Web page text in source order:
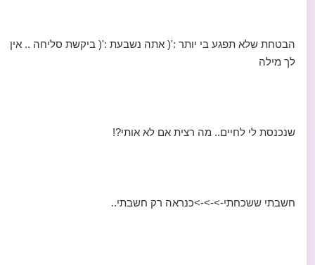
הבטחת שלא תפגע בי יותר :'( אתה נשבעת :'( ביקשת סליחה .. אין
לך מילה
שנכנסת לי לחיים.. מה רצית אם לא אותי?!
חשבתי ששכחתי->->->כנראה רק חשבתי..